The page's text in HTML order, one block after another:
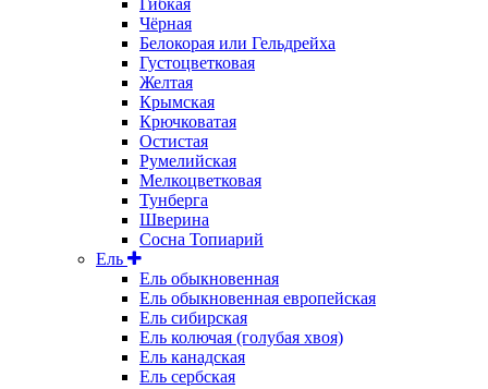
Чёрная
Белокорая или Гельдрейха
Густоцветковая
Желтая
Крымская
Крючковатая
Остистая
Румелийская
Мелкоцветковая
Тунберга
Шверина
Сосна Топиарий
Ель
Ель обыкновенная
Ель обыкновенная европейская
Ель сибирская
Ель колючая (голубая хвоя)
Ель канадская
Ель сербская